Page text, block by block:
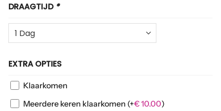
DRAAGTIJD *
EXTRA OPTIES
Klaarkomen
Meerdere keren klaarkomen (+€10.00)